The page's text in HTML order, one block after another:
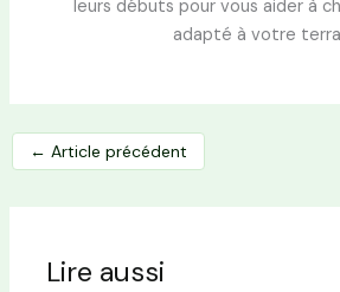
leurs débuts pour vous aider à
adapté à votre
← Article précédent
Lire aussi